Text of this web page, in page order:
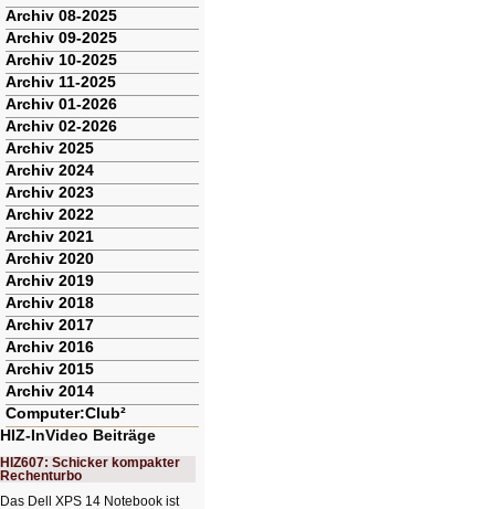
Archiv 08-2025
Archiv 09-2025
Archiv 10-2025
Archiv 11-2025
Archiv 01-2026
Archiv 02-2026
Archiv 2025
Archiv 2024
Archiv 2023
Archiv 2022
Archiv 2021
Archiv 2020
Archiv 2019
Archiv 2018
Archiv 2017
Archiv 2016
Archiv 2015
Archiv 2014
Computer:Club²
HIZ-InVideo Beiträge
HIZ607: Schicker kompakter
Rechenturbo
Das Dell XPS 14 Notebook ist